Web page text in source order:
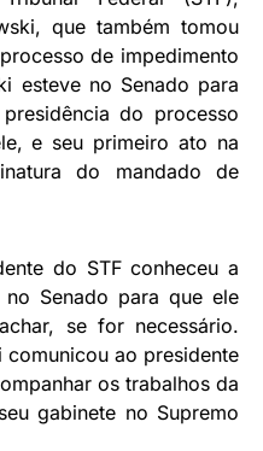
que também tomou
de impedimento
esteve no Senado para
do processo
e seu primeiro ato na
do mandado de
do STF conheceu a
Senado para que ele
se for necessário.
ao presidente
os trabalhos da
gabinete no Supremo